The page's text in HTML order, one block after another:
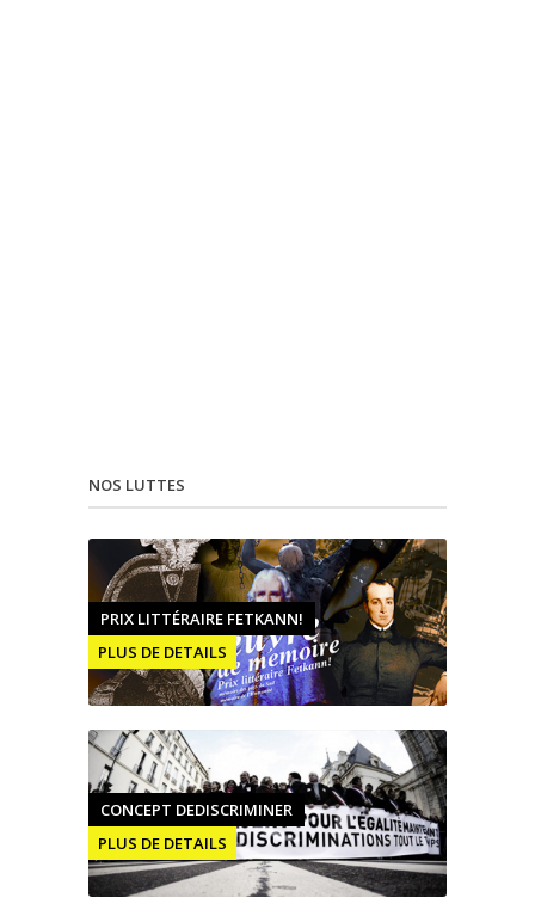
NOS LUTTES
PRIX LITTÉRAIRE FETKANN!
PLUS DE DETAILS
CONCEPT DEDISCRIMINER
PLUS DE DETAILS